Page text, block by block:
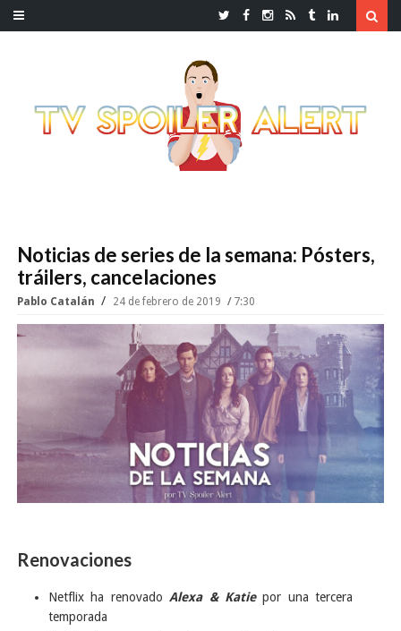
Noticias de series de la semana: Pósters,
tráilers, cancelaciones
Pablo Catalán 24 de febrero de 2019 7:30
Renovaciones
Netflix ha renovadoAlexa & Katiepor una tercera
temporada